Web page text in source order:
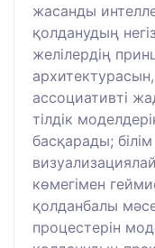
жасанды
қолданудың
желілердің
ассоциативті
тілдік
басқарады;
көмегімен
қолданбалы
процестерін